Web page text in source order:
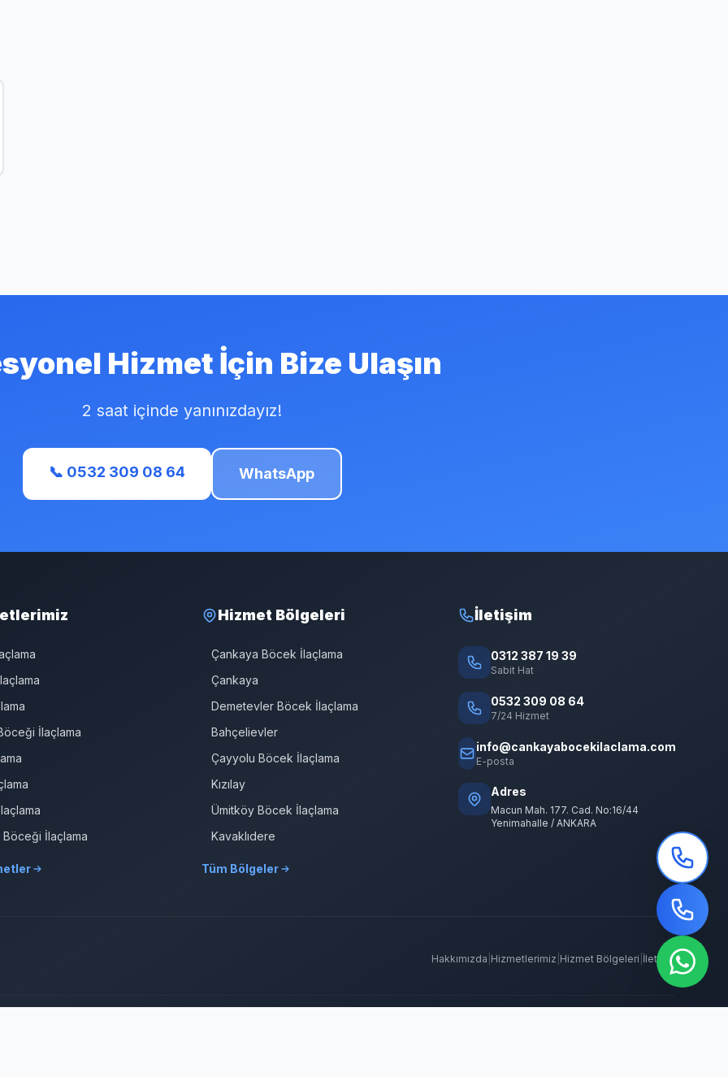
Hizmet İçin Bize Ulaşın
2 saat içinde yanınızdayız!
📞 0532 309 08 64 WhatsApp
İlaçlama
İlaçlama
Hizmet Bölgeleri
Çankaya Böcek İlaçlama
Çankaya
Demetevler Böcek İlaçlama
Bahçelievler
Çayyolu Böcek İlaçlama
Kızılay
Ümitköy Böcek İlaçlama
Kavaklıdere
Tüm Bölgeler
İletişim
0312 387 19 39
Sabit Hat
0532 309 08 64
7/24 Hizmet
info@cankayabocekilaclama.com
E-posta
Adres
Macun Mah. 177. Cad. No:16/44
Yenimahalle / ANKARA
Hakkımızda Hizmetlerimiz Hizmet Bölgeleri İletişim